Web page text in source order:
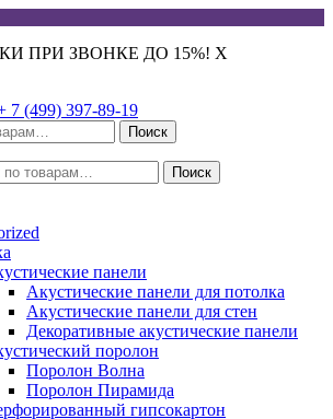
ПРИ ЗВОНКЕ ДО 15%! X
7 (499) 397-89-19
Поиск
Поиск
панели
Акустические панели для потолка
Акустические панели для стен
Декоративные акустические панели
поролон
Поролон Волна
Поролон Пирамида
гипсокартон